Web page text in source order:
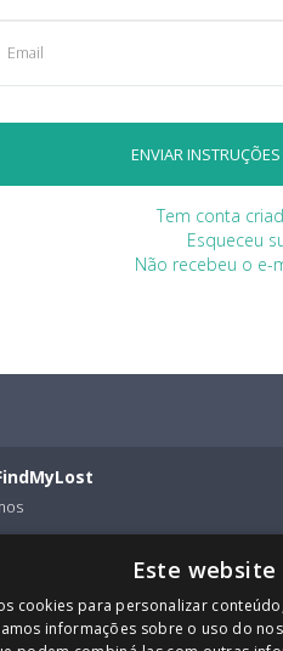
Tem conta
Esqueceu
Não recebeu o e-
para os consumidores
para as empresas
Este website
cookies para personalizar
informações sobre o uso do